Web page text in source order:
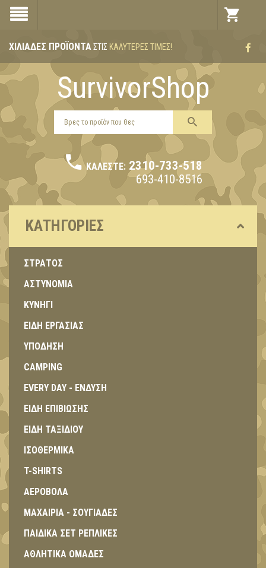
ΧΙΛΙΆΔΕΣ ΠΡΟΪΌΝΤΑΣΤΙΣ ΚΑΛΎΤΕΡΕΣ ΤΙΜΈΣ!
SurvivorShop
ΚΑΛΈΣΤΕ: 2310-733-518
693-410-8516
ΚΑΤΗΓΟΡΊΕΣ
ΣΤΡΑΤΟΣ
ΑΣΤΥΝΟΜΙΑ
ΚΥΝΗΓΙ
ΕΙΔΗ ΕΡΓΑΣΙΑΣ
ΥΠΟΔΗΣΗ
CAMPING
EVERY DAY - ΕΝΔΥΣΗ
ΕΙΔΗ ΕΠΙΒΙΩΣΗΣ
ΕΙΔΗ ΤΑΞΙΔΙΟΥ
ΙΣΟΘΕΡΜΙΚΑ
T-SHIRTS
ΑΕΡΟΒΟΛΑ
ΜΑΧΑΙΡΙΑ - ΣΟΥΓΙΑΔΕΣ
ΠΑΙΔΙΚΑ ΣΕΤ ΡΕΠΛΙΚΕΣ
ΑΘΛΗΤΙΚΑ ΟΜΑΔΕΣ